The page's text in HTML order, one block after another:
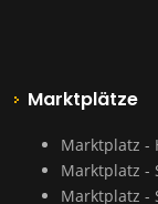
Marktplätze
Marktplatz -
Marktplatz -
Marktplatz -